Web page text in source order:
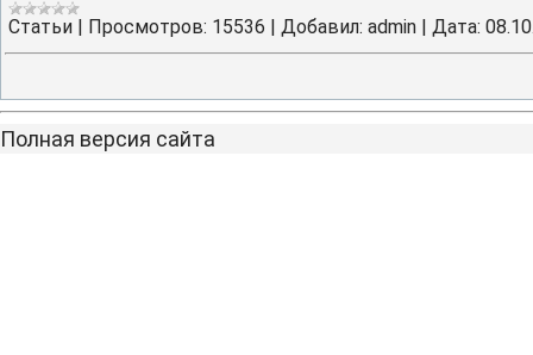
Cтатьи | Просмотров: 15536 | Добавил: admin | Дата:
Полная версия сайта